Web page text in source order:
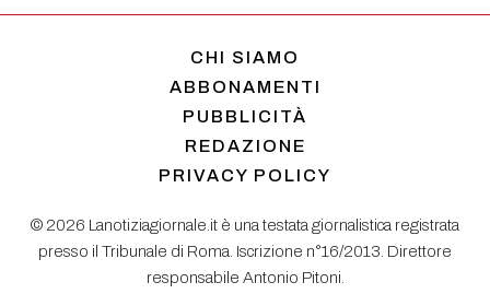
CHI SIAMO
ABBONAMENTI
PUBBLICITÀ
REDAZIONE
PRIVACY POLICY
© 2026 Lanotiziagiornale.it è una testata giornalistica registrata
presso il Tribunale di Roma. Iscrizione n°16/2013. Direttore
responsabile Antonio Pitoni.